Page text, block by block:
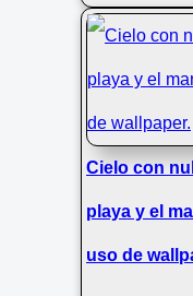
Cielo con
playa y el
uso de